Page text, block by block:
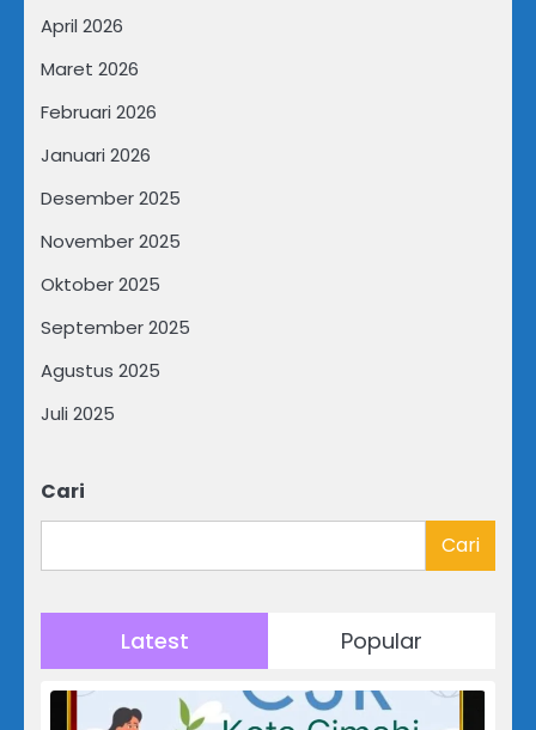
April 2026
Maret 2026
Februari 2026
Januari 2026
Desember 2025
November 2025
Oktober 2025
September 2025
Agustus 2025
Juli 2025
Cari
Cari
Latest Popular